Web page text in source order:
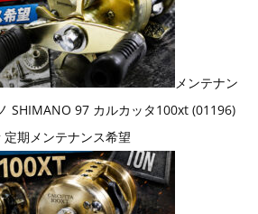
メンテナン
SHIMANO 97 カルカッタ100xt (01196)
期メンテナンス希望